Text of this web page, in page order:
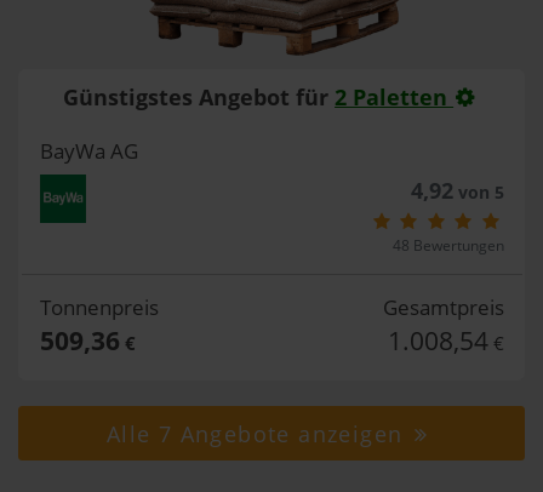
Günstigstes Angebot für 2 Paletten
BayWa AG
4,92von 5
48 Bewertungen
Tonnenpreis
509,36 €
Gesamtpreis
1.008,54 €
Alle 7 Angebote anzeigen